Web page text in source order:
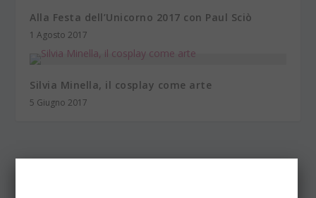
Alla Festa dell’Unicorno 2017 con Paul Sciò
1 Agosto 2017
Silvia Minella, il cosplay come arte
5 Giugno 2017